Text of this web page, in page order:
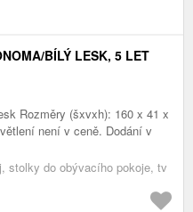
BÍLÝ LESK, 5 LET
Rozměry (šxvxh): 160 x 41 x
není v ceně. Dodání v
stolky do obývacího pokoje, tv